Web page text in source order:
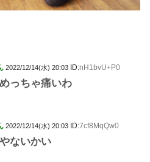
2022/12/14(水) 20:03 ID:nH1bvU+P0
っちゃ痛いわ
2022/12/14(水) 20:03 ID:7cf8MqQw0
ないかい